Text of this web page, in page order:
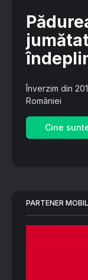
Înverzim din
României
Cine
PARTENER